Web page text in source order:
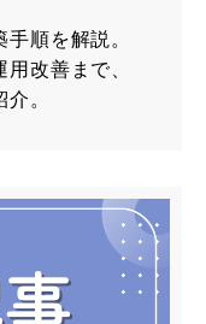
順を解説。
改善まで、
。